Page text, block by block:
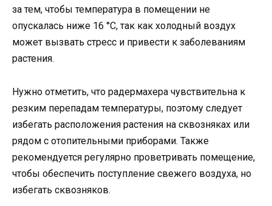
за тем, чтобы температура в помещении не
опускалась ниже 16 °C, так как холодный воздух
может вызвать стресс и привести к заболеваниям
растения.
Нужно отметить, что радермахера чувствительна к
резким перепадам температуры, поэтому следует
избегать расположения растения на сквозняках или
рядом с отопительными приборами. Также
рекомендуется регулярно проветривать помещение,
чтобы обеспечить поступление свежего воздуха, но
избегать сквозняков.